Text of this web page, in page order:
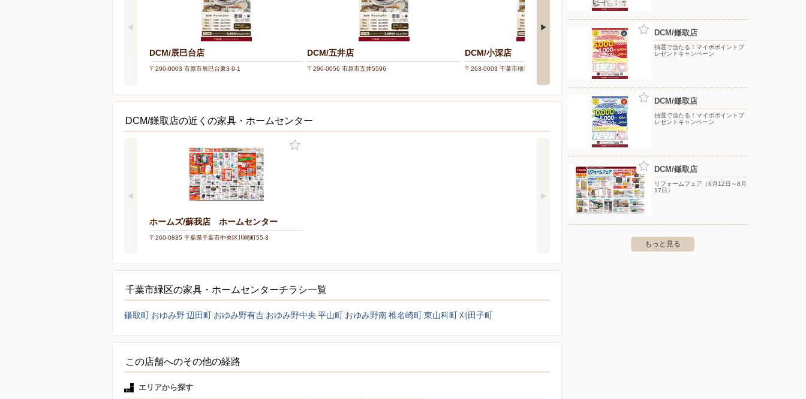
DCM/辰巳台店
〒290-0003 市原市辰巳台東3-9-1
DCM/五井店
〒290-0056 市原市五井5596
DCM/小深店
〒263-0003 千葉市稲毛区小深町33
DCM/四街道店
〒284-0044 四街道市和良比字長作274-1
DCM/鎌取店の近くの家具・ホームセンター
ホームズ/蘇我店 ホームセンター
〒260-0835 千葉県千葉市中央区川崎町55-3
千葉市緑区の家具・ホームセンターチラシ一覧
鎌取町 おゆみ野辺田町 おゆみ野有吉 おゆみ野中央 平山町 おゆみ野南椎名崎町東山科町刈田子町
この店舗へのその他の経路
エリアから探す
DCM/鎌取店
抽選で当たる！マイボポイントプ
レゼントキャンペーン
DCM/鎌取店
抽選で当たる！マイボポイントプ
レゼントキャンペーン
DCM/鎌取店
リフォームフェア（6月12日～8月
17日）
もっと見る